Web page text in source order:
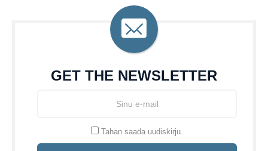
GET THE NEWSLETTER
Tahan saada uudiskirju.